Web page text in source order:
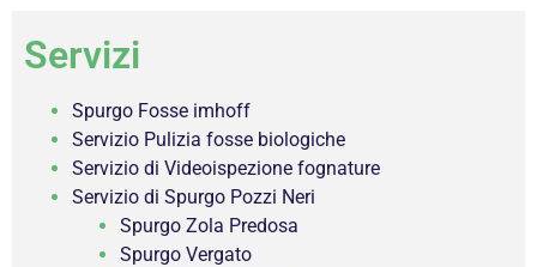
Servizi
Spurgo Fosse imhoff
Servizio Pulizia fosse biologiche
Servizio di Videoispezione fognature
Servizio di Spurgo Pozzi Neri
Spurgo Zola Predosa
Spurgo Vergato